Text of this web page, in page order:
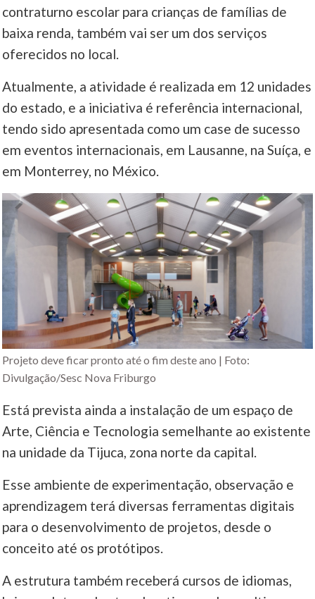
contraturno escolar para crianças de famílias de
baixa renda, também vai ser um dos serviços
oferecidos no local.
Atualmente, a atividade é realizada em 12 unidades
do estado, e a iniciativa é referência internacional,
tendo sido apresentada como um case de sucesso
em eventos internacionais, em Lausanne, na Suíça, e
em Monterrey, no México.
Projeto deve ficar pronto até o fim deste ano | Foto:
Divulgação/Sesc Nova Friburgo
Está prevista ainda a instalação de um espaço de
Arte, Ciência e Tecnologia semelhante ao existente
na unidade da Tijuca, zona norte da capital.
Esse ambiente de experimentação, observação e
aprendizagem terá diversas ferramentas digitais
para o desenvolvimento de projetos, desde o
conceito até os protótipos.
A estrutura também receberá cursos de idiomas,